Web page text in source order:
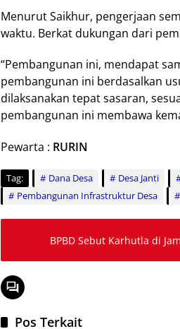
Menurut Saikhur, pengerjaan
waktu. Berkat dukungan dari
“Pembangunan ini, mendapat
pembangunan ini berdasalkan
dilaksanakan tepat sasaran,
pembangunan ini membawa
Pewarta : RURIN
Tag: Dana Desa Desa Janti
Pembangunan Infrastruktur Desa
BPBD Sebut Karhutla di
Pos Terkait